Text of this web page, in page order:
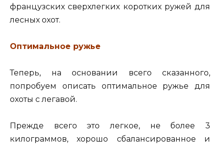
французских сверхлегких коротких ружей для
лесных охот.
Оптимальное ружье
Теперь, на основании всего сказанного,
попробуем описать оптимальное ружье для
охоты с легавой.
Прежде всего это легкое, не более 3
килограммов, хорошо сбалансированное и